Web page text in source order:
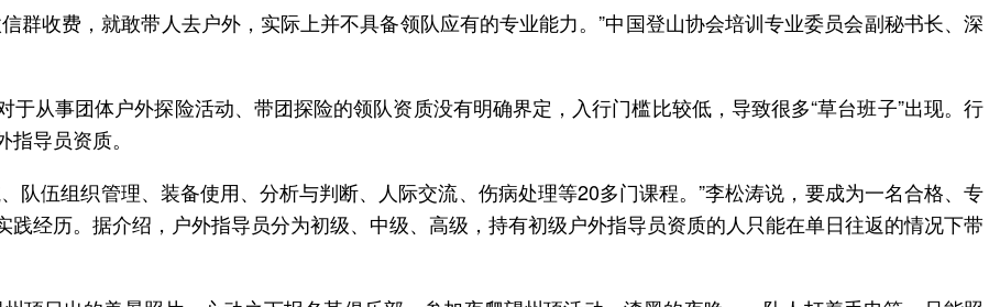
群收费，就敢带人去户外，实际上并不具备领队应有的专业能力。”中国登山协会培训专业委员会副秘书长、深
从事团体户外探险活动、带团探险的领队资质没有明确界定，入行门槛比较低，导致很多“草台班子”出现。行
导员资质。
队伍组织管理、装备使用、分析与判断、人际交流、伤病处理等20多门课程。”李松涛说，要成为一名合格、专
经历。据介绍，户外指导员分为初级、中级、高级，持有初级户外指导员资质的人只能在单日往返的情况下带